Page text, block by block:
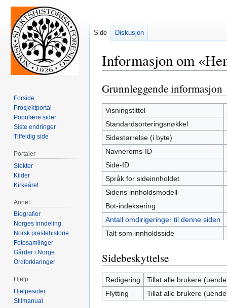
Informasjon om
Hopp
til
navigering
Hopp
til
søk
Grunnleggende informasjon
Visningstittel
Standardsorteringsnøkkel
Sidestørrelse (i byte)
Navneroms-ID
Side-ID
Språk for sideinnholdet
Sidens innholdsmodell
Bot-indeksering
Antall omdirigeringer til denne siden
Talt som innholdsside
Sidebeskyttelse
Redigering
Tillat alle brukere
Flytting
Tillat alle brukere
Side Diskusjon
Forside
Prosjektportal
Populære sider
Siste endringer
Tilfeldig side
Portaler
Slekter
Kilder
Kirkeåret
Annet
Biografier
Norges inndeling
Norsk prestehistorie
Fotosamlinger
Gårder i Norge
Ordforklaringer
Hjelp
Hjelpesider
Stilmanual